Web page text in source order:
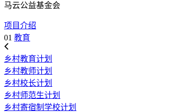
马云公益基金会
项目介绍
01 教育
乡村教育计划
乡村教师计划
乡村校长计划
乡村师范生计划
乡村寄宿制学校计划